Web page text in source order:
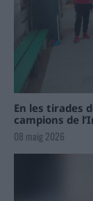
En les tirades
campions de
08 maig 2026